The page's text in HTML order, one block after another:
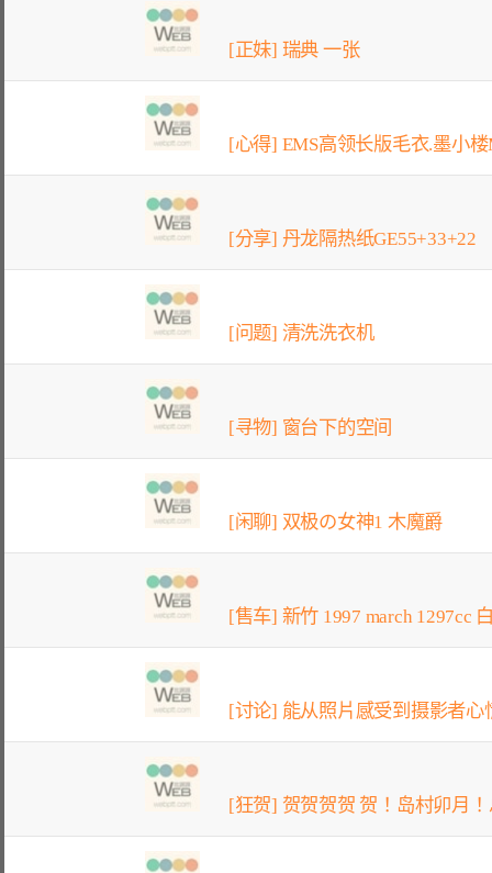
[正妹] 瑞典 一张
[心得] EMS高领长版毛衣.墨小楼
[分享] 丹龙隔热纸GE55+33+22
[问题] 清洗洗衣机
[寻物] 窗台下的空间
[闲聊] 双极の女神1 木魔爵
[售车] 新竹 1997 march 1297cc
[讨论] 能从照片感受到摄影者心
[狂贺] 贺贺贺贺 贺！岛村卯月！